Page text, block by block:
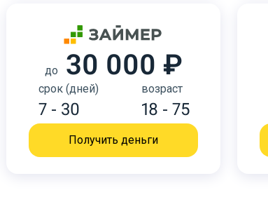
до 30 000 ₽
срок (дней)
7 - 30
возраст
18 - 75
Получить деньги